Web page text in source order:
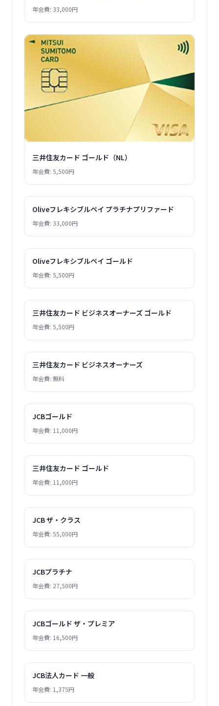
年会費: 33,000円
三井住友カード ゴールド（NL）
年会費: 5,500円
Oliveフレキシブルペイ プラチナプリファード
年会費: 33,000円
Oliveフレキシブルペイ ゴールド
年会費: 5,500円
三井住友カード ビジネスオーナーズ ゴールド
年会費: 5,500円
三井住友カード ビジネスオーナーズ
年会費: 無料
JCBゴールド
年会費: 11,000円
三井住友カード ゴールド
年会費: 11,000円
JCB ザ・クラス
年会費: 55,000円
JCBプラチナ
年会費: 27,500円
JCBゴールド ザ・プレミア
年会費: 16,500円
JCB法人カード 一般
年会費: 1,375円